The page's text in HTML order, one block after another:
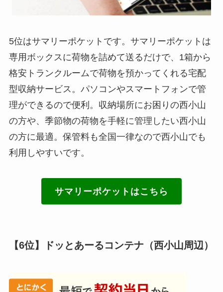
5位はサマリーポケットです。サマリーポケットは
専用ボックスに荷物を詰めて送るだけで、1箱から
格安トランクルームで荷物を預かってくれる宅配
型収納サービス。パソコンやスマートフォンで管
理ができるので便利。収納場所にお困りの西小山
の方や、季節物の荷物を手軽に管理したい西小山
の方に最適。保管料も全国一律なので西小山でも
利用しやすいです。
サマリーポケットはこちら
【6位】ドッとあーるコンテナ（西小山周辺）